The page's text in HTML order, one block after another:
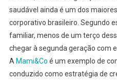
saudável ainda é um dos
corporativo brasileiro. Segundo
familiar, menos de um terço
chegar à segunda geração com
A Mami&Co é um exemplo de
conduzido como estratégia de